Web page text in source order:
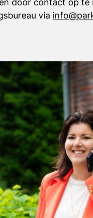
door contact op te
via